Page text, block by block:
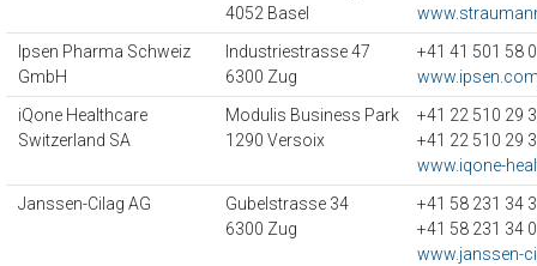
4052 Basel
Ipsen Pharma Schweiz
GmbH
Industriestrasse 47
6300 Zug
+41 41 501 58
iQone Healthcare
Switzerland SA
Modulis Business Park
1290 Versoix
+41 22 510 29
+41 22 510 29
www.iqone-
Janssen-Cilag AG
Gubelstrasse 34
6300 Zug
+41 58 231 34
+41 58 231 34
www.janssen-